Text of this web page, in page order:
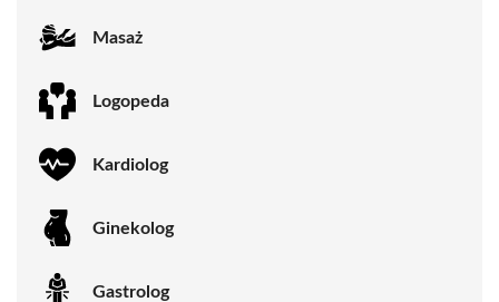
Masaż
Logopeda
Kardiolog
Ginekolog
Gastrolog